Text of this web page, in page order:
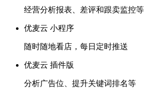
经营分析报表、差评和跟卖监控等
优麦云 小程序
随时随地看店，每日定时推送
优麦云 插件版
分析广告位、提升关键词排名等